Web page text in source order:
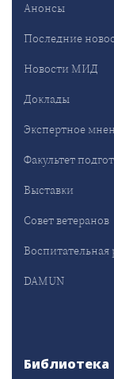
Анонсы
Последние
Новости МИД
Доклады
Экспертное
Факультет
Выставки
Совет ветеранов
DAMUN
Библиотека